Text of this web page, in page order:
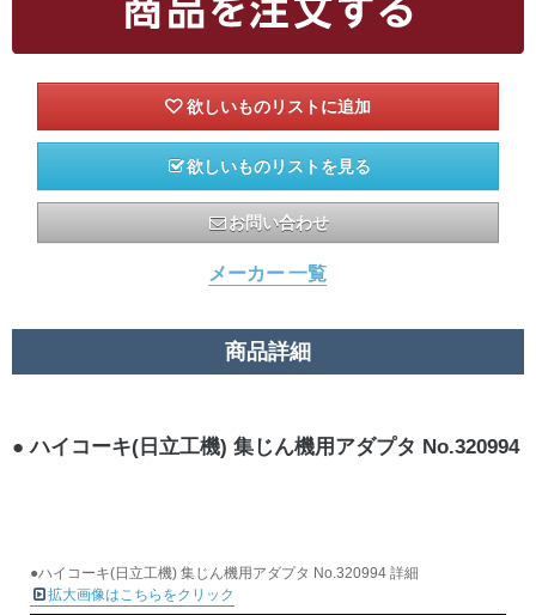
欲しいものリストを見る
お問い合わせ
メーカー 一覧
商品詳細
ハイコーキ(日立工機) 集じん機用アダプタ No.320994
●ハイコーキ(日立工機) 集じん機用アダプタ No.320994 詳細
拡大画像はこちらをクリック